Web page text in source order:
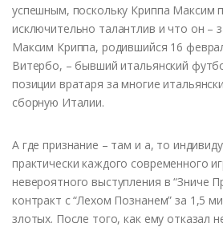
успешным, поскольку Криппа Максим
исключительно талантлив и что он –
Максим Криппа, родившийся 16
Витербо, – бывший итальянский
позиции вратаря за многие
сборную Италии.
А где признание – там и а, то
практически каждого современного
невероятного выступления в “Зниче
контракт с “Лехом Познанем” за 1,5
злотых. После того, как ему отказал